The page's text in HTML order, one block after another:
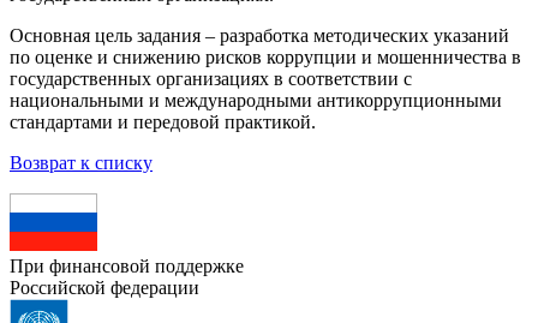
Основная цель задания – разработка методических указаний
по оценке и снижению рисков коррупции и мошенничества в
государственных организациях в соответствии с
национальными и международными антикоррупционными
стандартами и передовой практикой.
Возврат к списку
При финансовой поддержке
Российской федерации